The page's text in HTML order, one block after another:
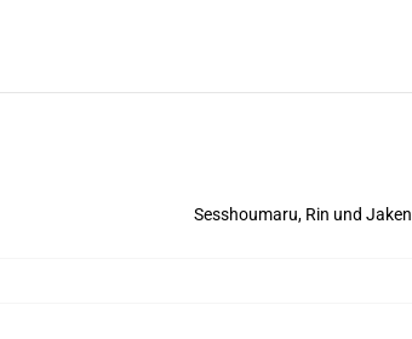
Sesshoumaru, Rin und Jaken